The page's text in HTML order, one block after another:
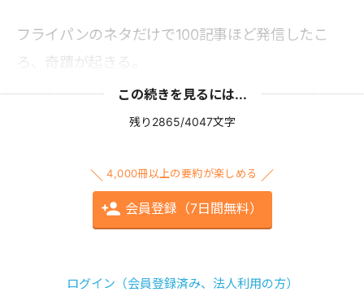
フライパンのネタだけで100記事ほど発信したこ
ろ、奇蹟が起きる。
この続きを見るには...
残り2865/4047文字
4,000冊以上の要約が楽しめる
会員登録（7日間無料）
ログイン（会員登録済み、法人利用の方）